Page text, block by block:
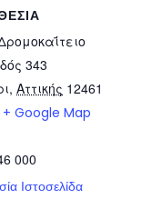
343
, Αττικής 12461
+ Google Map
000
Ιστοσελίδα